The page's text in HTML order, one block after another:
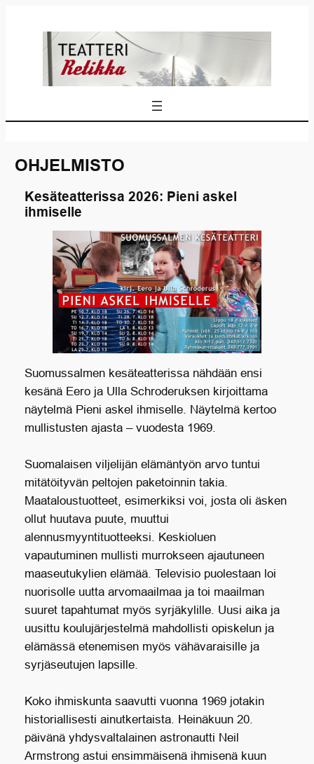
sisältöön
OHJELMISTO
Kesäteatterissa 2026: Pieni askel
ihmiselle
Suomussalmen kesäteatterissa nähdään ensi
kesänä Eero ja Ulla Schroderuksen kirjoittama
näytelmä Pieni askel ihmiselle. Näytelmä kertoo
mullistusten ajasta – vuodesta 1969.
Suomalaisen viljelijän elämäntyön arvo tuntui
mitätöityvän peltojen paketoinnin takia.
Maataloustuotteet, esimerkiksi voi, josta oli äsken
ollut huutava puute, muuttui
alennusmyyntituotteeksi. Keskioluen
vapautuminen mullisti murrokseen ajautuneen
maaseutukylien elämää. Televisio puolestaan loi
nuorisolle uutta arvomaailmaa ja toi maailman
suuret tapahtumat myös syrjäkylille. Uusi aika ja
uusittu koulujärjestelmä mahdollisti opiskelun ja
elämässä etenemisen myös vähävaraisille ja
syrjäseutujen lapsille.
Koko ihmiskunta saavutti vuonna 1969 jotakin
historiallisesti ainutkertaista. Heinäkuun 20.
päivänä yhdysvaltalainen astronautti Neil
Armstrong astui ensimmäisenä ihmisenä kuun